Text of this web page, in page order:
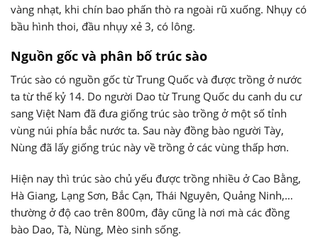
vàng nhạt, khi chín bao phấn thò ra ngoài rũ xuống. Nhụy có
bầu hình thoi, đầu nhụy xẻ 3, có lông.
Nguồn gốc và phân bố trúc sào
Trúc sào có nguồn gốc từ Trung Quốc và được trồng ở nước
ta từ thế kỷ 14. Do người Dao từ Trung Quốc du canh du cư
sang Việt Nam đã đưa giống trúc sào trồng ở một số tỉnh
vùng núi phía bắc nước ta. Sau này đồng bào người Tày,
Nùng đã lấy giống trúc này về trồng ở các vùng thấp hơn.
Hiện nay thì trúc sào chủ yếu được trồng nhiều ở Cao Bằng,
Hà Giang, Lạng Sơn, Bắc Cạn, Thái Nguyên, Quảng Ninh,…
thường ở độ cao trên 800m, đây cũng là nơi mà các đồng
bào Dao, Tà, Nùng, Mèo sinh sống.